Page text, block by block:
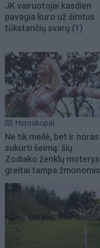
JK vairuotojai kasdien
pavagia kuro už šimtus
tūkstančių svarų (1)
Horoskopai
Ne tik meilė, bet ir noras
sukurti šeimą: šių
Zodiako ženklų moterys
greitai tampa žmonomis